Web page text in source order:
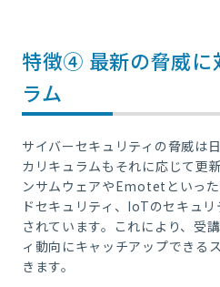
特徴④ 最新の脅威に
ラム
サイバーセキュリティの脅威は
カリキュラムもそれに応じて更
ンサムウェアやEmotetといっ
ドセキュリティ、IoTのセキュ
されています。これにより、受
ィ動向にキャッチアップできる
きます。